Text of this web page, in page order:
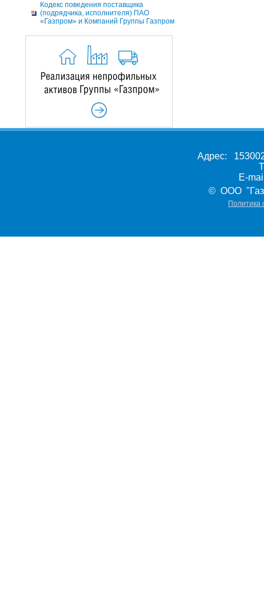
Кодекс поведения поставщика
(подрядчика, исполнителя) ПАО
«Газпром» и Компаний Группы Газпром
Адрес:
E-
© ООО
Политика